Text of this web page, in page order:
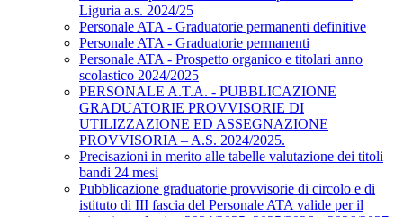
Liguria a.s. 2024/25
Personale ATA - Graduatorie permanenti definitive
Personale ATA - Graduatorie permanenti
Personale ATA - Prospetto organico e titolari anno
scolastico 2024/2025
PERSONALE A.T.A. - PUBBLICAZIONE
GRADUATORIE PROVVISORIE DI
UTILIZZAZIONE ED ASSEGNAZIONE
PROVVISORIA – A.S. 2024/2025.
Precisazioni in merito alle tabelle valutazione dei titoli
bandi 24 mesi
Pubblicazione graduatorie provvisorie di circolo e di
istituto di III fascia del Personale ATA valide per il